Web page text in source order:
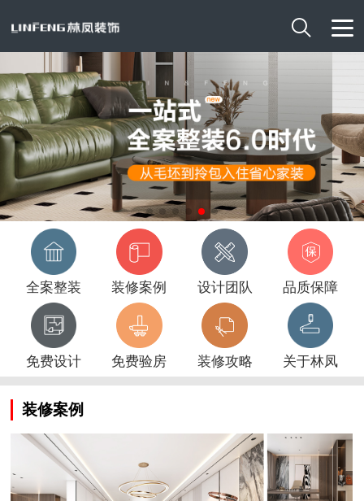

全案整装 装修案例 设计团队 品质保障
免费设计 免费验房 装修攻略 关于林凤
装修案例